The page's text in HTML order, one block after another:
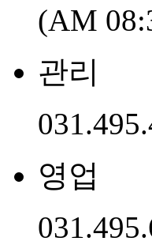
(AM
관리
영업